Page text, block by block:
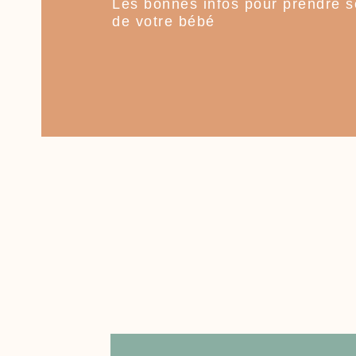
Les bonnes infos pour prendre
de votre bébé